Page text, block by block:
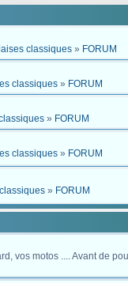
classiques » FORUM
classiques » FORUM
» FORUM
classiques » FORUM
» FORUM
vos motos .... Avant de